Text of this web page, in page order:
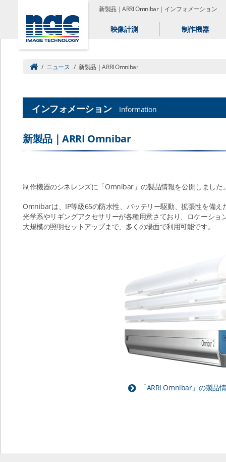
新製品｜ARRI Omnibar｜インフォメーション
映像計測 制作機器
/ ニュース / 新製品｜ARRI Omnibar
インフォメーション Information
新製品｜ARRI Omnibar
制作機器のシネレンズに「Omnibar」の製品情報を公開しました
Omnibarは、IP等級65の防水性、バッテリー駆動、拡張性を備
光学系やリギングアクセサリーが各種用意さており、ロケーシ
大規模の照明セットアップまで、多くの場面で利用可能です。
「ARRI Omnibar」の製品